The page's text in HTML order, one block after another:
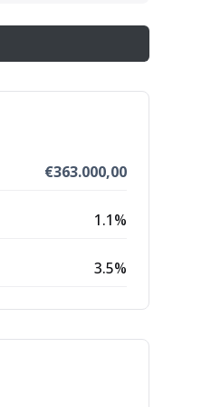
€363.000,00
1.1%
3.5%